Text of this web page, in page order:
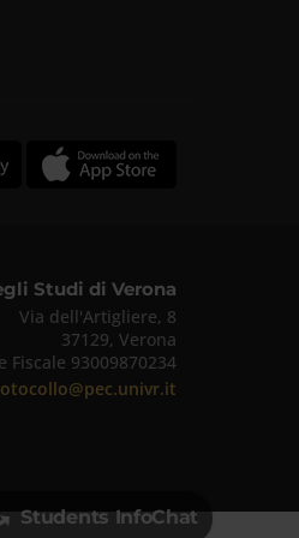
Studi di Verona
Via dell'Artigliere, 8
37129, Verona
Fiscale 93009870234
Students InfoChat